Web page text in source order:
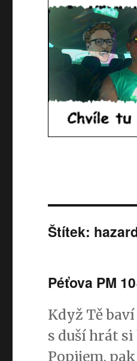
Štítek:
Péťova PM
Když Tě
s duší hrát si
Popijem,